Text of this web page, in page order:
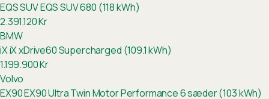
EQS SUVEQS SUV 680 (118 kWh)
2.391.120Kr
BMW
iXiX xDrive60 Supercharged (109.1 kWh)
1.199.900Kr
Volvo
EX90EX90 Ultra Twin Motor Performance 6 sæder (103 kWh)